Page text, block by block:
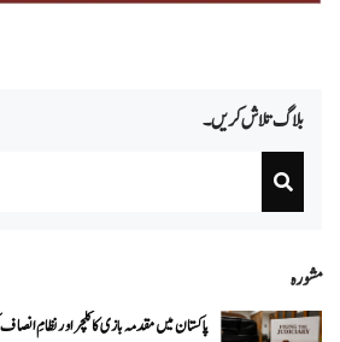
بلاگ تلاش کریں۔
مشورہ
پاکستان میں مقدمہ بازی کا کلچر اور نظامِ